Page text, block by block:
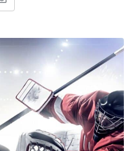
Share
Email